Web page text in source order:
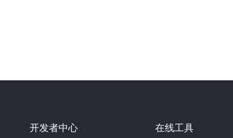
开发者中心
在线工具